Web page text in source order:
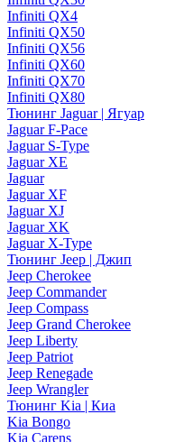
Infiniti QX4
Infiniti QX50
Infiniti QX56
Infiniti QX60
Infiniti QX70
Infiniti QX80
Тюнинг Jaguar | Ягуар
Jaguar F-Pace
Jaguar S-Type
Jaguar XE
Jaguar
Jaguar XF
Jaguar XJ
Jaguar XK
Jaguar X-Type
Тюнинг Jeep | Джип
Jeep Cherokee
Jeep Commander
Jeep Compass
Jeep Grand Cherokee
Jeep Liberty
Jeep Patriot
Jeep Renegade
Jeep Wrangler
Тюнинг Kia | Киа
Kia Bongo
Kia Carens